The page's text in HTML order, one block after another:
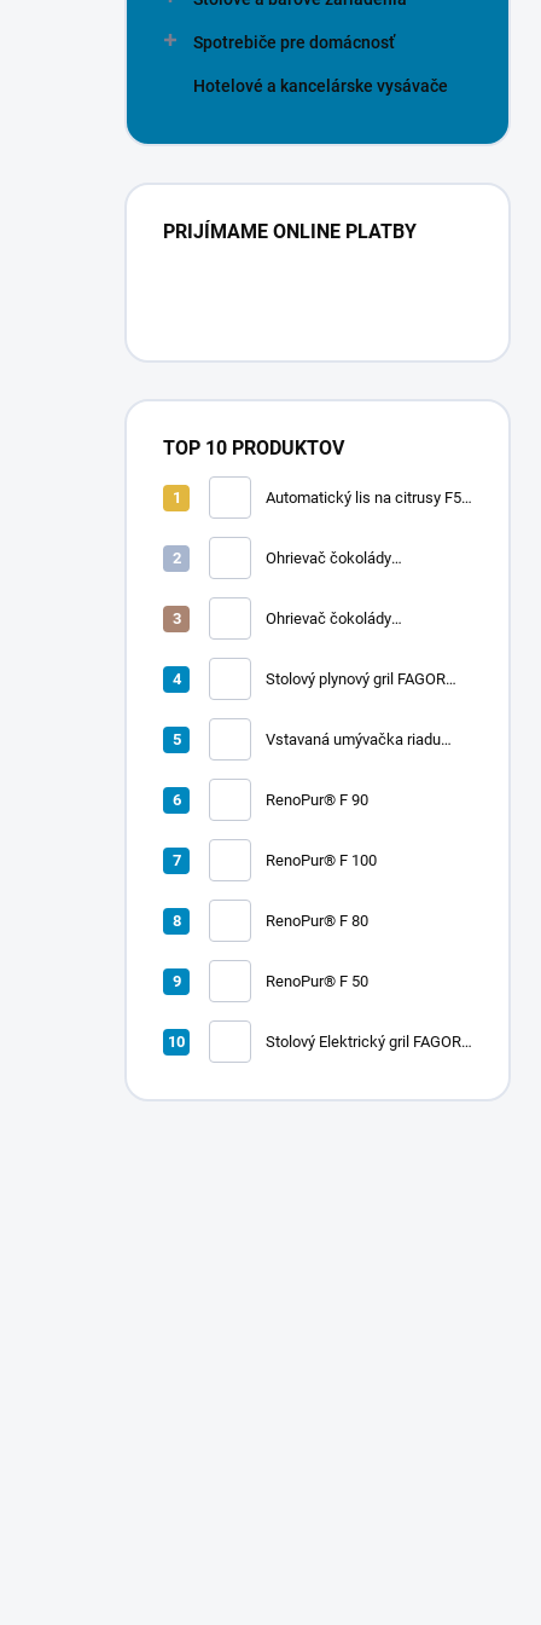
Spotrebiče pre domácnosť
Hotelové a kancelárske vysávače
PRIJÍMAME ONLINE PLATBY
TOP 10 PRODUKTOV
Automatický lis na citrusy F50
Ohrievač čokolády
Ohrievač čokolády
Stolový plynový gril FAGOR
Vstavaná umývačka riadu
RenoPur® F 90
RenoPur® F 100
RenoPur® F 80
RenoPur® F 50
Stolový Elektrický gril FAGOR